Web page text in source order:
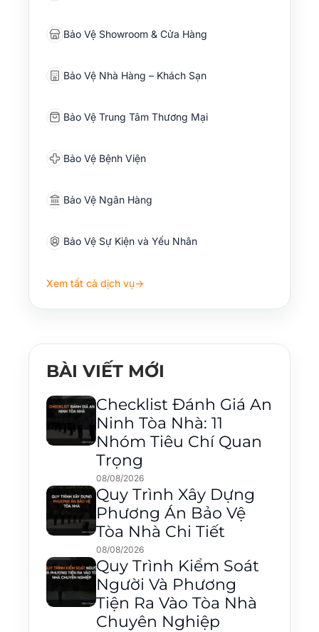
Bảo Vệ Showroom & Cửa Hàng
Bảo Vệ Nhà Hàng – Khách Sạn
Bảo Vệ Trung Tâm Thương Mại
Bảo Vệ Bệnh Viện
Bảo Vệ Ngân Hàng
Bảo Vệ Sự Kiện và Yếu Nhân
Xem tất cả dịch vụ→
BÀI VIẾT MỚI
Checklist Đánh Giá An
Ninh Tòa Nhà: 11
Nhóm Tiêu Chí Quan
Trọng
08/08/2026
Quy Trình Xây Dựng
Phương Án Bảo Vệ
Tòa Nhà Chi Tiết
08/08/2026
Quy Trình Kiểm Soát
Người Và Phương
Tiện Ra Vào Tòa Nhà
Chuyên Nghiệp